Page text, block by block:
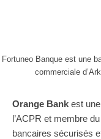
Fortuneo Banque est une
commerciale
Orange Bank est
l’ACPR et membre
bancaires sécurisés